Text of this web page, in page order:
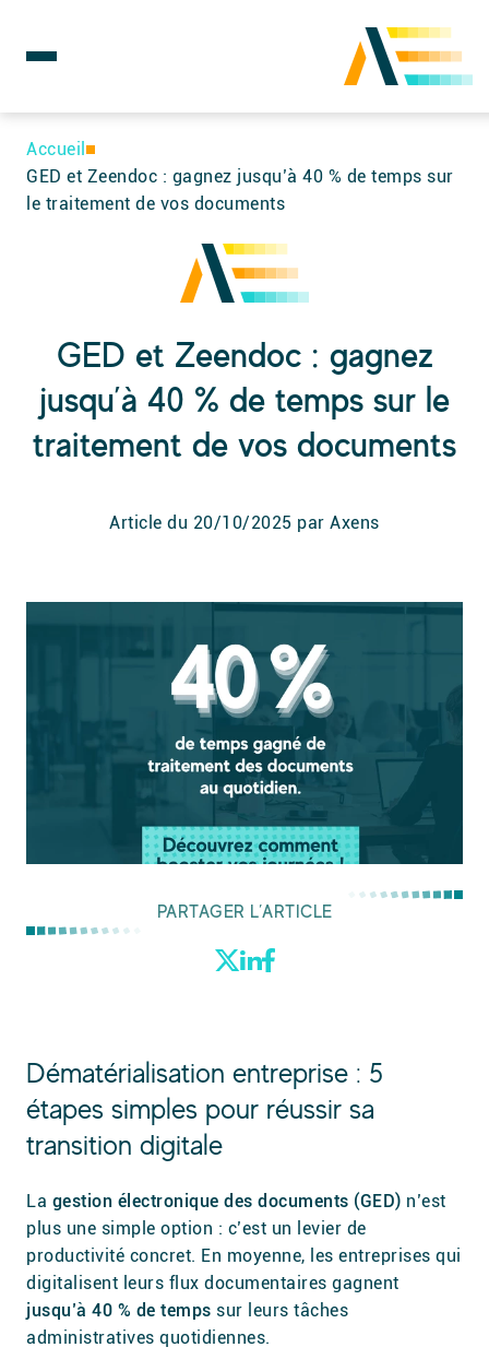
Skip
content
Rechercher :
Accueil
GED et Zeendoc : gagnez jusqu’à 40 % de temps sur
le traitement de vos documents
GED et Zeendoc : gagnez
jusqu’à 40 % de temps sur le
traitement de vos documents
Article du 20/10/2025 par Axens
PARTAGER L’ARTICLE
Dématérialisation entreprise : 5
étapes simples pour réussir sa
transition digitale
La gestion électronique des documents (GED) n’est
plus une simple option : c’est un levier de
productivité concret. En moyenne, les entreprises qui
digitalisent leurs flux documentaires gagnent
jusqu’à 40 % de temps sur leurs tâches
administratives quotidiennes.